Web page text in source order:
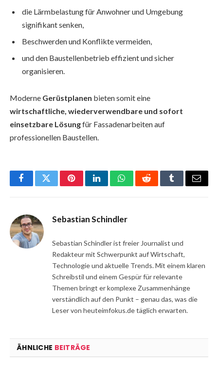
die Lärmbelastung für Anwohner und Umgebung
signifikant senken,
Beschwerden und Konflikte vermeiden,
und den Baustellenbetrieb effizient und sicher
organisieren.
Moderne Gerüstplanen bieten somit eine
wirtschaftliche, wiederverwendbare und sofort
einsetzbare Lösungfür Fassadenarbeiten auf
professionellen Baustellen.
FacebookTwitterPinterestLinkedInWhatsAppRedditTumblrEmail
Sebastian Schindler
Sebastian Schindler ist freier Journalist und
Redakteur mit Schwerpunkt auf Wirtschaft,
Technologie und aktuelle Trends. Mit einem klaren
Schreibstil und einem Gespür für relevante
Themen bringt er komplexe Zusammenhänge
verständlich auf den Punkt – genau das, was die
Leser von heuteimfokus.de täglich erwarten.
ÄHNLICHE BEITRÄGE